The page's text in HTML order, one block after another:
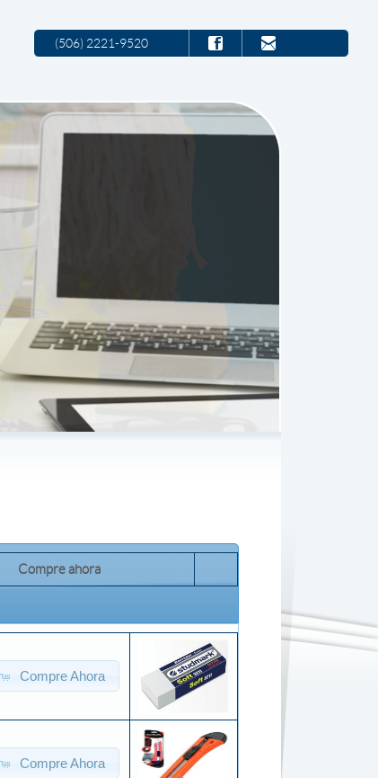
(506) 2221-9520
Compre ahora
Compre Ahora
Compre Ahora